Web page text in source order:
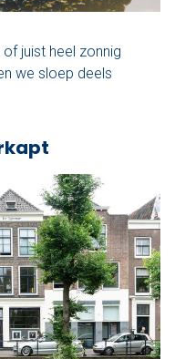
juist heel zonnig
we sloep deels